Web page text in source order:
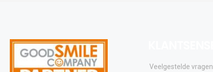
Veelgestelde vragen